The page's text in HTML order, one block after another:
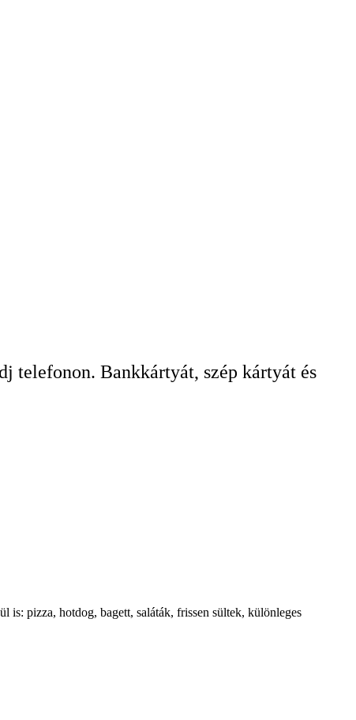
telefonon. Bankkártyát, szép kártyát és
is: pizza, hotdog, bagett, saláták, frissen sültek, különleges